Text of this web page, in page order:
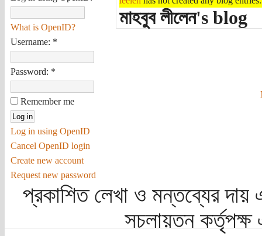
What is OpenID?
Username: *
Password: *
Remember me
Log in using OpenID
Cancel OpenID login
Create new account
Request new password
মাহবুব লীলেন's blog
প্রকাশিত লেখা ও মন্তব্যের দায়
সচলায়তন